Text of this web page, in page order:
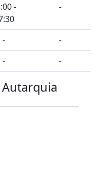
-
-
-
-
- -
Autarquia